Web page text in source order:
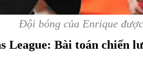
Đội bóng của Enrique
League: Bài toán chiến